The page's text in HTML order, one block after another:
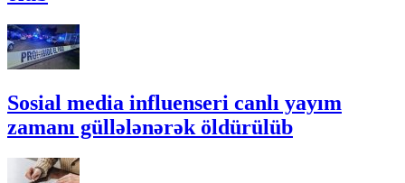
Sosial media influenseri canlı yayım
zamanı güllələnərək öldürülüb